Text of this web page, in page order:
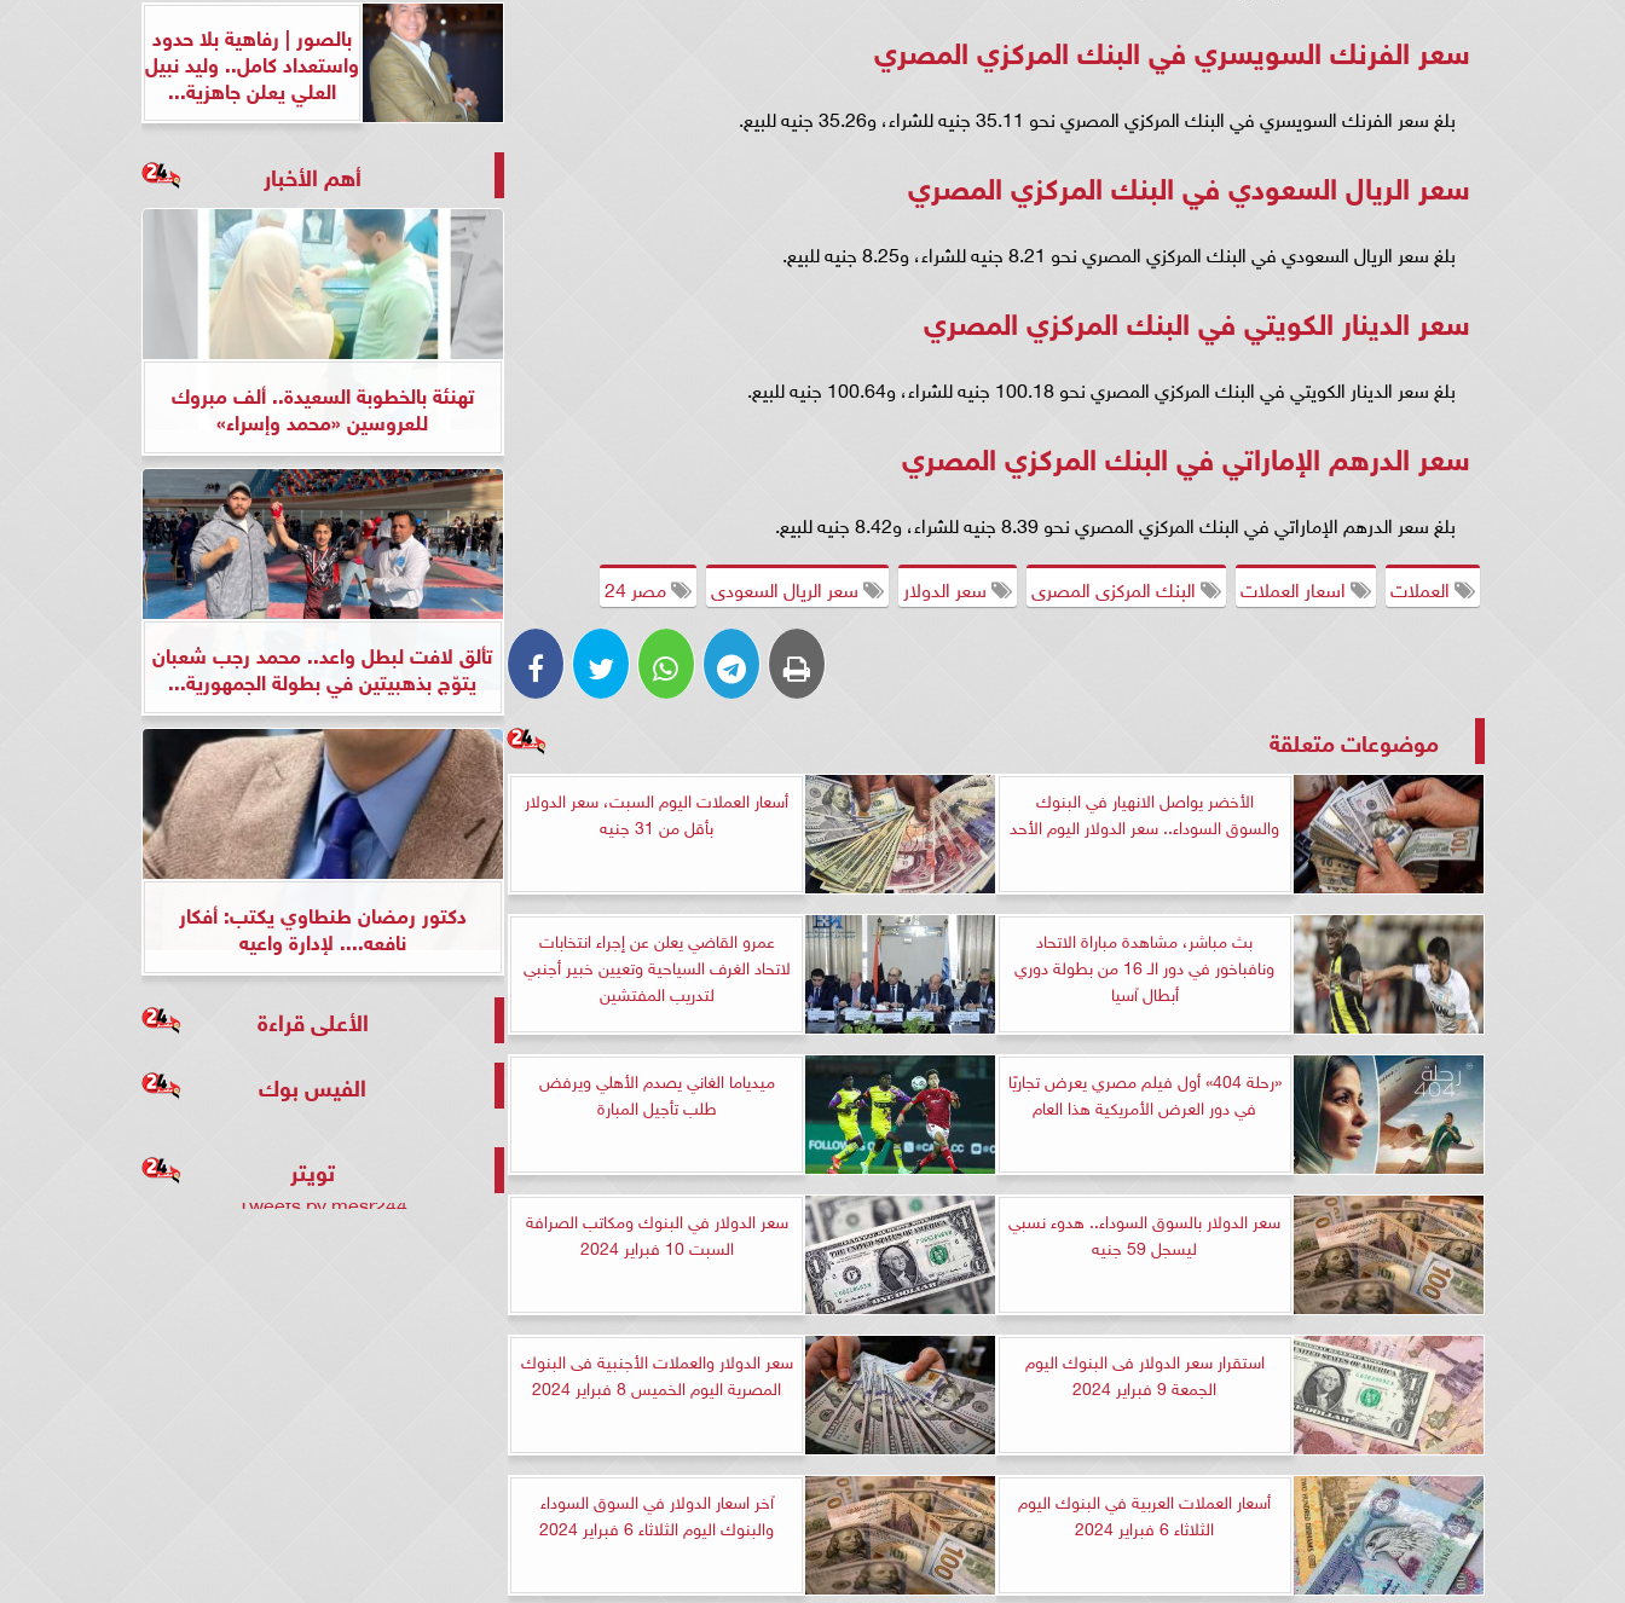
سعر الفرنك السويسري في البنك المركزي المصري
بلغ سعر الفرنك السويسري في البنك المركزي المصري نحو 35.11 جنيه للشراء، و35.26 جنيه للبيع.
سعر الريال السعودي في البنك المركزي المصري
بلغ سعر الريال السعودي في البنك المركزي المصري نحو 8.21 جنيه للشراء، و8.25 جنيه للبيع.
سعر الدينار الكويتي في البنك المركزي المصري
بلغ سعر الدينار الكويتي في البنك المركزي المصري نحو 100.18 جنيه للشراء، و100.64 جنيه للبيع.
سعر الدرهم الإماراتي في البنك المركزي المصري
بلغ سعر الدرهم الإماراتي في البنك المركزي المصري نحو 8.39 جنيه للشراء، و8.42 جنيه للبيع.
العملات
اسعار العملات البنك المركزى المصرى سعر الدولار سعر الريال السعودى مصر 24
موضوعات متعلقة
الأخضر يواصل الانهيار في البنوك
والسوق السوداء.. سعر الدولار اليوم الأحد
أسعار العملات اليوم السبت، سعر الدولار
بأقل من 31 جنيه
بث مباشر، مشاهدة مباراة الاتحاد
ونافباخور في دور الـ 16 من بطولة دوري
أبطال آسيا
عمرو القاضي يعلن عن إجراء انتخابات
لاتحاد الغرف السياحية وتعيين خبير أجنبي
لتدريب المفتشين
«رحلة 404» أول فيلم مصري يعرض تجاريًا
في دور العرض الأمريكية هذا العام
ميدياما الغاني يصدم الأهلي ويرفض
طلب تأجيل المبارة
سعر الدولار بالسوق السوداء.. هدوء نسبي
ليسجل 59 جنيه
سعر الدولار في البنوك ومكاتب الصرافة
السبت 10 فبراير 2024
استقرار سعر الدولار فى البنوك اليوم
الجمعة 9 فبراير 2024
سعر الدولار والعملات الأجنبية فى البنوك
المصرية اليوم الخميس 8 فبراير 2024
أسعار العملات العربية في البنوك اليوم
الثلاثاء 6 فبراير 2024
آخر اسعار الدولار في السوق السوداء
والبنوك اليوم الثلاثاء 6 فبراير 2024
بالصور | رفاهية بلا حدود
واستعداد كامل.. وليد نبيل
العلي يعلن جاهزية...
أهم الأخبار
تهنئة بالخطوبة السعيدة.. ألف مبروك
للعروسين «محمد وإسراء»
تألق لافت لبطل واعد.. محمد رجب شعبان
يتوّج بذهبيتين في بطولة الجمهورية...
دكتور رمضان طنطاوي يكتب: أفكار
نافعه.... لإدارة واعيه
الأعلى قراءة
الفيس بوك
تويتر
Tweets by mesr244